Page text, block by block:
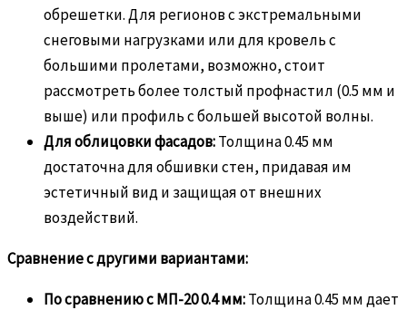
обрешетки. Для регионов с экстремальными
снеговыми нагрузками или для кровель с
большими пролетами, возможно, стоит
рассмотреть более толстый профнастил (0.5 мм и
выше) или профиль с большей высотой волны.
Для облицовки фасадов:Толщина 0.45 мм
достаточна для обшивки стен, придавая им
эстетичный вид и защищая от внешних
воздействий.
Сравнение с другими вариантами:
По сравнению с МП-20 0.4 мм:Толщина 0.45 мм дает